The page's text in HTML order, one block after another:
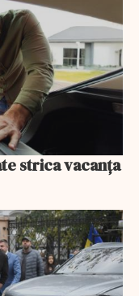
strica vacanța